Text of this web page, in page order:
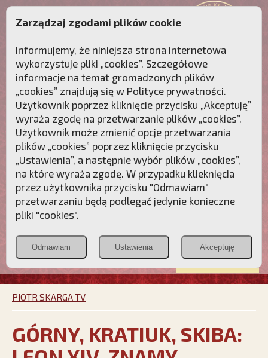
Przebudźmy sumienia Polaków!
Polonia
Christiana
PCh24.pl
Przymierze
POZNAJ APOSTOLAT FATIMY WESPRZYJ
NAS
PIOTR SKARGA TV
GÓRNY, KRATIUK, SKIBA:
Zarządzaj zgodami plików cookie
Informujemy, że niniejsza strona internetowa
wykorzystuje pliki „cookies”. Szczegółowe
informacje na temat gromadzonych plików
„cookies” znajdują się w Polityce prywatności.
Użytkownik poprzez kliknięcie przycisku „Akceptuję”
wyraża zgodę na przetwarzanie plików „cookies”.
Użytkownik może zmienić opcje przetwarzania
plików „cookies” poprzez kliknięcie przycisku
„Ustawienia”, a następnie wybór plików „cookies”,
na które wyraża zgodę. W przypadku klieknięcia
przez użytkownika przycisku "Odmawiam"
przetwarzaniu będą podlegać jedynie konieczne
pliki "cookies".
Odmawiam Ustawienia Akceptuję